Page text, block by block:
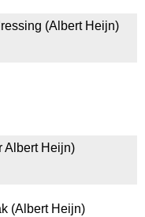
(Albert Heijn)
Albert Heijn)
(Albert Heijn)